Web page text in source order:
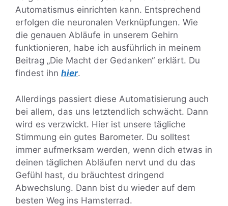
Automatismus einrichten kann. Entsprechend
erfolgen die neuronalen Verknüpfungen. Wie
die genauen Abläufe in unserem Gehirn
funktionieren, habe ich ausführlich in meinem
Beitrag „Die Macht der Gedanken“ erklärt. Du
findest ihn hier.
Allerdings passiert diese Automatisierung auch
bei allem, das uns letztendlich schwächt. Dann
wird es verzwickt. Hier ist unsere tägliche
Stimmung ein gutes Barometer. Du solltest
immer aufmerksam werden, wenn dich etwas in
deinen täglichen Abläufen nervt und du das
Gefühl hast, du bräuchtest dringend
Abwechslung. Dann bist du wieder auf dem
besten Weg ins Hamsterrad.